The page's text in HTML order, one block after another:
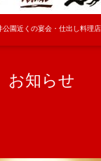
公園近くの宴会・仕出し料理店
お知らせ